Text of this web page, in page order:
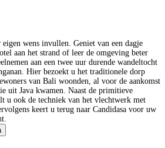
wens invullen. Geniet van een dagje
aan het strand of leer de omgeving beter
aan een twee uur durende wandeltocht
Hier bezoekt u het traditionele dorp
van Bali woonden, al voor de aankomst
uit Java kwamen. Naast de primitieve
u ook de techniek van het vlechtwerk met
keert u terug naar Candidasa voor uw